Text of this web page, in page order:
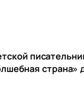
страна»